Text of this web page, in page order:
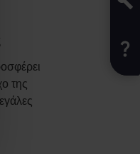
της